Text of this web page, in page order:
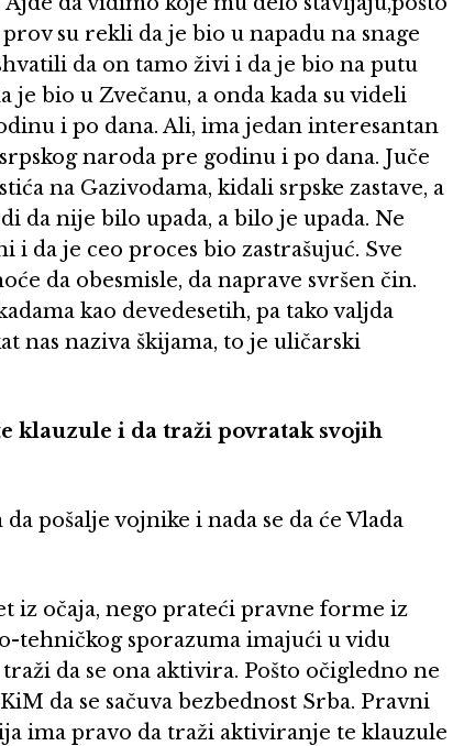
su rekli da je bio u napadu na snage
da on tamo živi i da je bio na putu
je bio u Zvečanu, a onda kada su videli
i po dana. Ali, ima jedan interesantan
naroda pre godinu i po dana. Juče
na Gazivodama, kidali srpske zastave, a
da nije bilo upada, a bilo je upada. Ne
da je ceo proces bio zastrašujuć. Sve
da obesmisle, da naprave svršen čin.
kao devedesetih, pa tako valjda
nas naziva škijama, to je uličarski
klauzule i da traži povratak svojih
pošalje vojnike i nada se da će Vlada
iz očaja, nego prateći pravne forme iz
tehničkog sporazuma imajući u vidu
da se ona aktivira. Pošto očigledno ne
da se sačuva bezbednost Srba. Pravni
ima pravo da traži aktiviranje te klauzule